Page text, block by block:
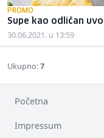
PROMO
Supe kao odličan
30.06.2021. u 13:59
Ukupno:7
Početna
Impressum